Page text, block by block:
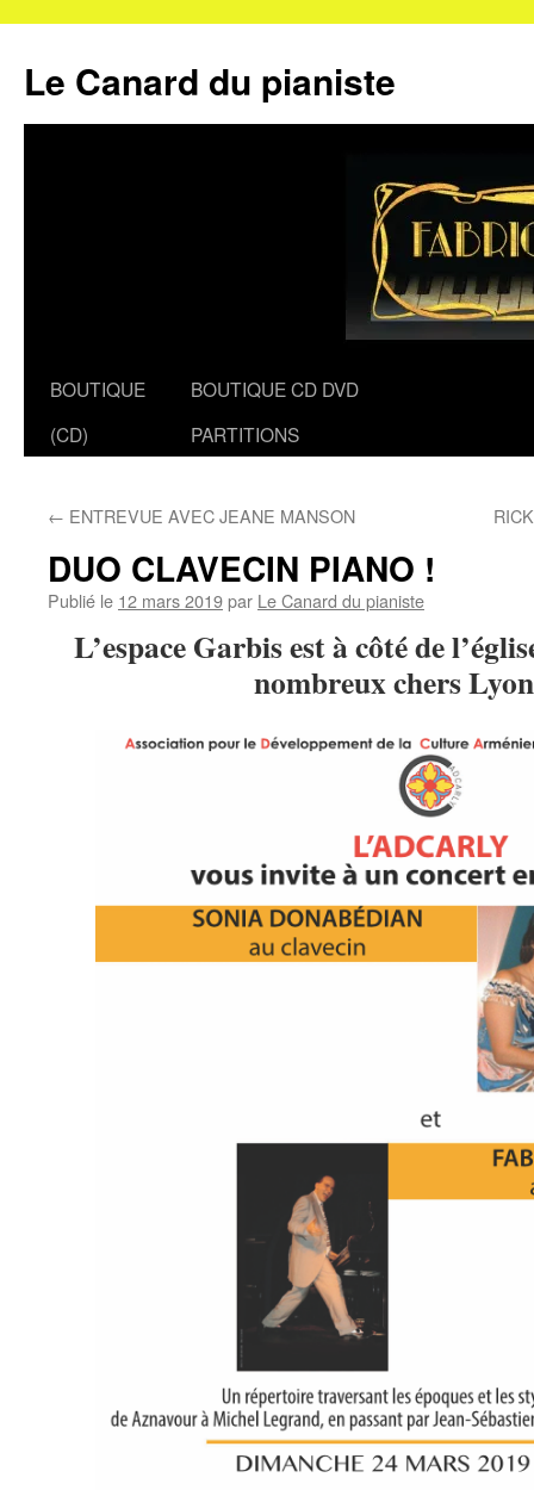
Le Canard du pianiste
Aller
BOUTIQUE
(CD)
BOUTIQUE CD DVD
PARTITIONS
← ENTREVUE AVEC JEANE MANSON
DUO CLAVECIN PIANO !
Publié le 12 mars 2019par Le Canard du pianiste
L’espace Garbis est à côté de
nombreux chers